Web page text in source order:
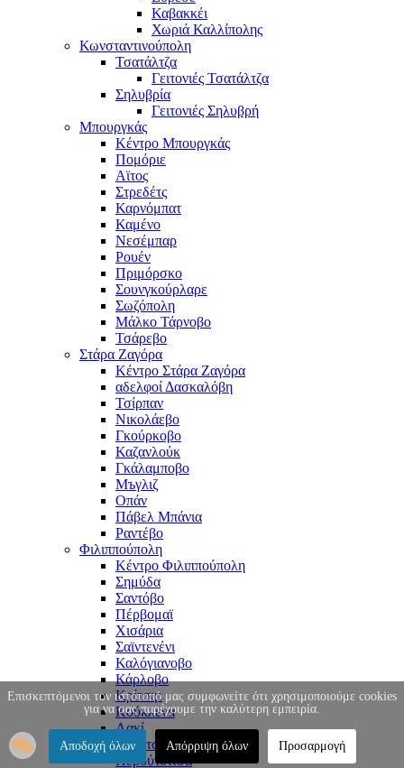
Καβακκέι
Χωριά Καλλίπολης
Κωνσταντινούπολη
Τσατάλτζα
Γειτονιές Τσατάλτζα
Σηλυβρία
Γειτονιές Σηλυβρή
Μπουργκάς
Κέντρο Μπουργκάς
Πομόριε
Αϊτος
Στρεδέτς
Καρνόμπατ
Καμένο
Νεσέμπαρ
Ρουέν
Πριμόρσκο
Σουνγκούρλαρε
Σωζόπολη
Μάλκο Τάρνοβο
Τσάρεβο
Στάρα Ζαγόρα
Κέντρο Στάρα Ζαγόρα
αδελφοί Δασκαλόβη
Τσίρπαν
Νικολάεβο
Γκούρκοβο
Καζανλούκ
Γκάλαμποβο
Μъγλιζ
Οπάν
Πάβελ Μπάνια
Ραντέβο
Φιλιππούπολη
Κέντρο Φιλιππούπολη
Σημύδα
Σαντόβο
Πέρβομαϊ
Χισάρια
Σαϊντενένι
Καλόγιανοβο
Κάρλοβο
Κρίτσιμ
Κούκλενα
Λακί
Μαρίτσα
Περούτσιτσα
Επισκεπτόμενοι τον ιστότοπό μας συμφωνείτε ότι χρησιμοποιούμε cookies
για να σας παρέχουμε την καλύτερη εμπειρία.
Αποδοχή όλων Απόρριψη όλων Προσαρμογή